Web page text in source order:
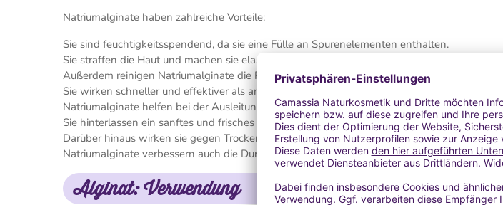
Natriumalginate haben zahlreiche Vorteile:
Sie sind feuchtigkeitsspendend, da sie eine Fülle an Spurenelementen enthalten.
Sie straffen die Haut und machen sie elastischer, denn sie stärken die Kollagenfasern und
Außerdem reinigen Natriumalginate die Poren und reduzieren sie.
Sie wirken schneller und effektiver als andere Produkte und dringen auch in die kleinsten
Natriumalginate helfen bei der Ausleitung von Schadstoffen und wirken gegen
Sie hinterlassen ein sanftes und frisches Gefühl auf der Haut.
Darüber hinaus wirken sie gegen Trockenheit und Schuppung.
Natriumalginate verbessern auch die Durchblutung zwischen den unterschiedlichen
Alginat: Verwendung